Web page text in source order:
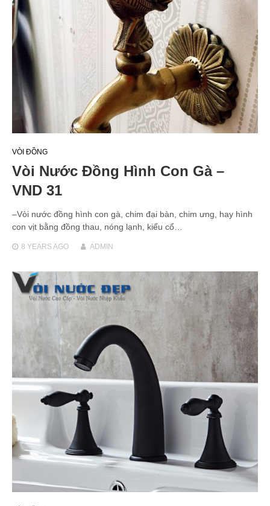
VÒI ĐỒNG
Vòi Nước Đồng Hình Con Gà –
VND 31
–Vòi nước đồng hình con gà, chim đại bàn, chim ưng, hay hình
con vịt bằng đồng thau, nóng lạnh, kiểu cổ…
8 YEARSAGO ADMIN